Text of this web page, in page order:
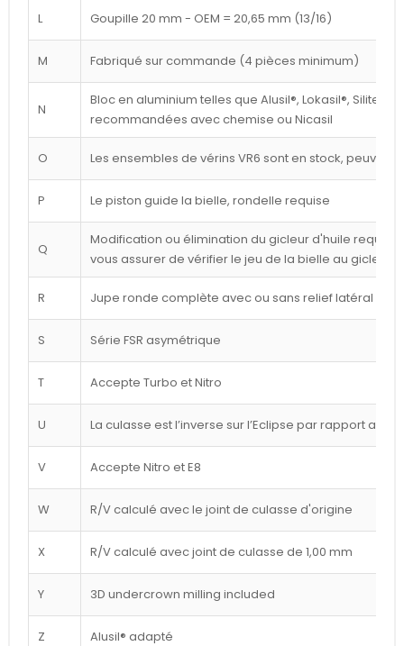
L Goupille 20 mm - OEM = 20,65 mm (13/16)
M Fabriqué sur commande (4 pièces minimum)
N
Bloc en aluminium telles que Alusil®, Lokasil®, Silitec®,
recommandées avec chemise ou Nicasil
O Les ensembles de vérins VR6 sont en stock, peuvent
P Le piston guide la bielle, rondelle requise
Q
Modification ou élimination du gicleur d'huile
vous assurer de vérifier le jeu de la bielle au gicleur
R Jupe ronde complète avec ou sans relief latéral
S Série FSR asymétrique
T Accepte Turbo et Nitro
U La culasse est l’inverse sur l’Eclipse par rapport au
V Accepte Nitro et E8
W R/V calculé avec le joint de culasse d'origine
X R/V calculé avec joint de culasse de 1,00 mm
Y 3D undercrown milling included
Z Alusil® adapté